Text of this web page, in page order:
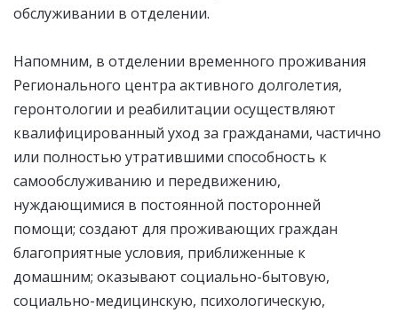
обслуживании в отделении.
Напомним, в отделении временного проживания
Регионального центра активного долголетия,
геронтологии и реабилитации осуществляют
квалифицированный уход за гражданами, частично
или полностью утратившими способность к
самообслуживанию и передвижению,
нуждающимися в постоянной посторонней
помощи; создают для проживающих граждан
благоприятные условия, приближенные к
домашним; оказывают социально-бытовую,
социально-медицинскую, психологическую,